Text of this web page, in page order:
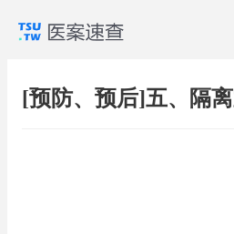
[预防、预后]五、隔